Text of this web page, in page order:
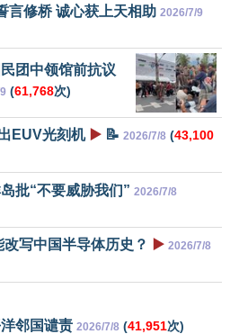
言修桥 诚心获上天相助 2026/7/9
团中领馆前抗议
(61,768次)
EUV光刻机 ▶️ 📝 2026/7/8 (43,100
批“不要威胁我们” 2026/7/8
写中国半导体历史？ ▶️ 2026/7/8
邻国谴责 2026/7/8 (41,951次)